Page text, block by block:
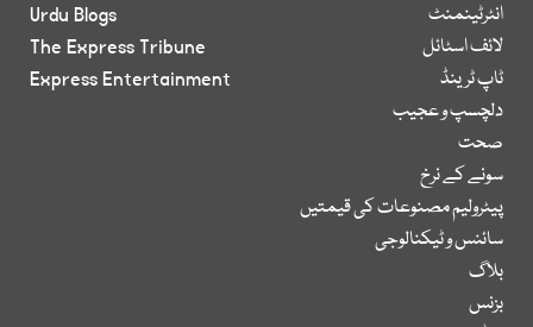
انٹرٹینمنٹ
لائف اسٹائل
ٹاپ ٹرینڈ
دلچسپ و عجیب
صحت
سونے کے نرخ
پیٹرولیم مصنوعات کی قیمتیں
سائنس و ٹیکنالوجی
بلاگ
بزنس
Urdu Blogs
The Express Tribune
Express Entertainment